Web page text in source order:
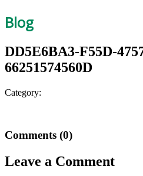
Blog
DD5E6BA3-F55D-
66251574560D
Category:
Comments (0)
Leave a Comment